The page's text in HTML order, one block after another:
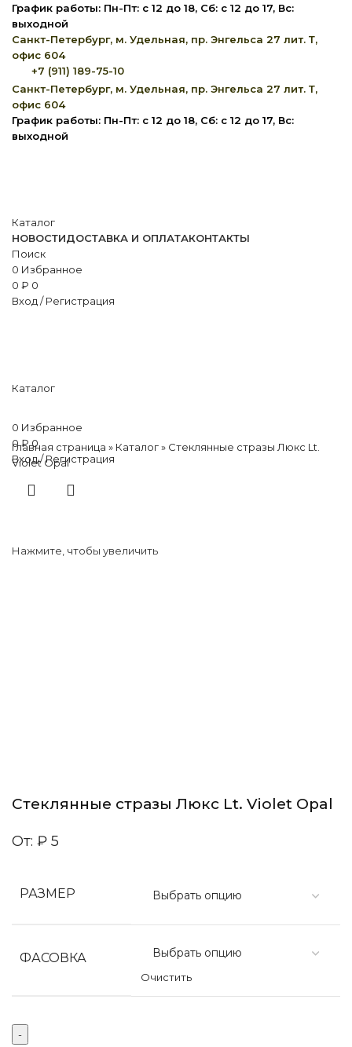
График работы: Пн-Пт: с 12 до 18, Сб: с 12 до 17, Вс:
выходной
Санкт-Петербург, м. Удельная, пр. Энгельса 27 лит. Т,
офис 604
+7 (911) 189-75-10
Санкт-Петербург, м. Удельная, пр. Энгельса 27 лит. Т,
офис 604
График работы: Пн-Пт: с 12 до 18, Сб: с 12 до 17, Вс:
выходной
Каталог
НОВОСТИДОСТАВКА И ОПЛАТАКОНТАКТЫ
Поиск
0 Избранное
0 ₽ 0
Вход / Регистрация
Каталог
0 Избранное
0₽0
Вход / Регистрация
Главная страница » Каталог» Стеклянные стразы Люкс Lt.
Violet Opal
Нажмите, чтобы увеличить
Стеклянные стразы Люкс Lt. Violet Opal
От: ₽ 5
РАЗМЕР
ФАСОВКА
Очистить